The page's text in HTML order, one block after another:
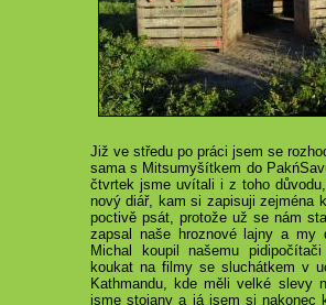
Již ve středu po práci jsem se
sama s Mitsumyšítkem do
čtvrtek jsme uvítali i z toho
nový diář, kam si zapisuji zejména
poctivě psát, protože už se nám
zapsal naše hroznové lajny a
Michal koupil našemu
koukat na filmy se sluchátkem v
Kathmandu, kde měli velké slevy
jsme stojany a já jsem si nakonec